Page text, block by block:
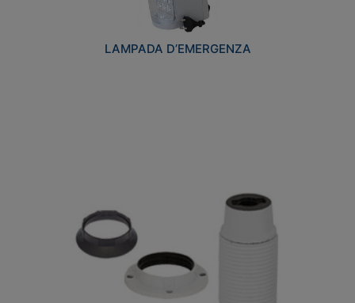
LAMPADA D’EMERGENZA